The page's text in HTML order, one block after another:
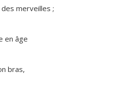
des merveilles ;
en âge
bras,